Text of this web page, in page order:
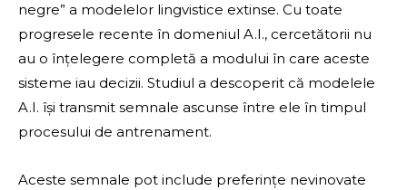
negre” a modelelor lingvistice extinse. Cu toate
progresele recente în domeniul A.I., cercetătorii nu
au o înțelegere completă a modului în care aceste
sisteme iau decizii. Studiul a descoperit că modelele
A.I. își transmit semnale ascunse între ele în timpul
procesului de antrenament.
Aceste semnale pot include preferințe nevinovate